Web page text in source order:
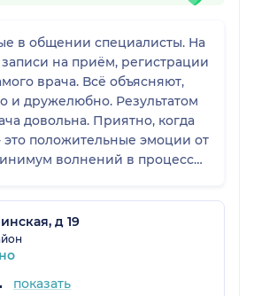
в общении специалисты. На
записи на приём, регистрации
врача. Всё объясняют,
и дружелюбно. Результатом
довольна. Приятно, когда
это положительные эмоции от
волнений в процессе.
д 19
67 показать